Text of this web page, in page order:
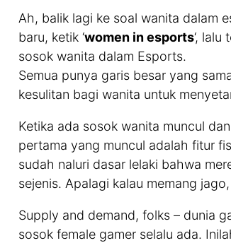
Ah, balik lagi ke soal wanita dalam
baru, ketik ‘women in esports‘,
sosok wanita dalam Esports.
Semua punya garis besar yang
kesulitan bagi wanita untuk
Ketika ada sosok wanita muncul
pertama yang muncul adalah fitur
sudah naluri dasar lelaki bahwa
sejenis. Apalagi kalau memang
Supply and demand, folks – dunia
sosok female gamer selalu ada.